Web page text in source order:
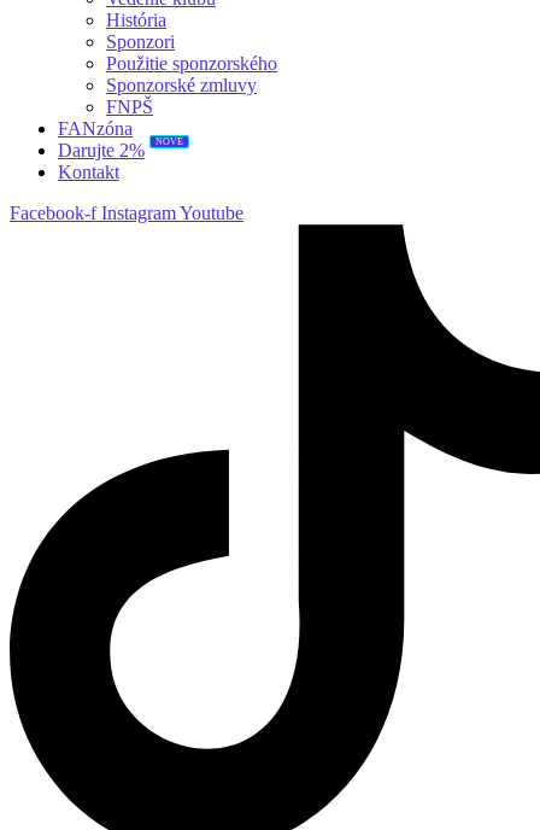
História
Sponzori
Použitie sponzorského
Sponzorské zmluvy
FNPŠ
FANzóna
Darujte 2%
NOVÉ
Kontakt
Facebook-f InstagramYoutube